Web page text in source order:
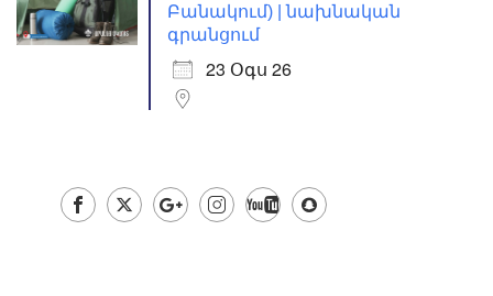
Բանակում) | նախնական
գրանցում
23 Օգս 26